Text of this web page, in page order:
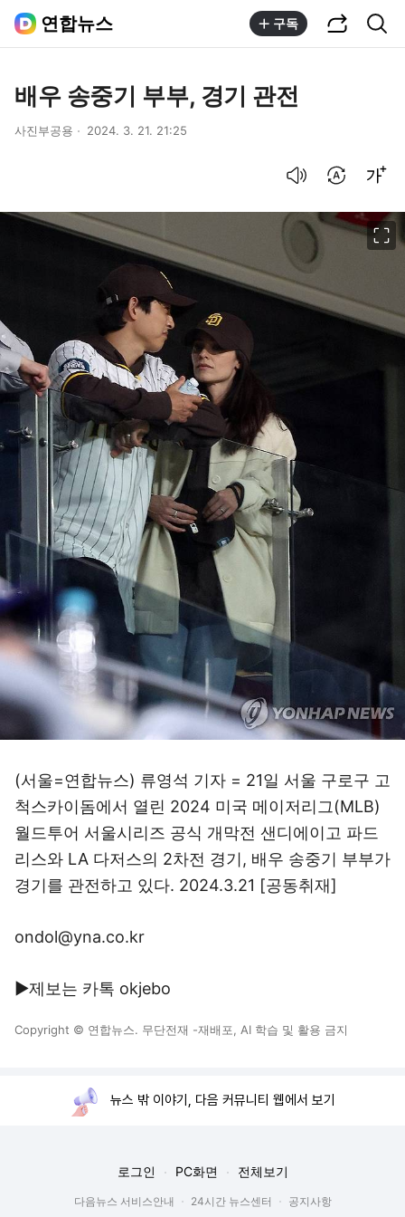
연합뉴스 구독
배우 송중기 부부, 경기 관전
사진부공용 2024. 3. 21. 21:25
(서울=연합뉴스) 류영석 기자 = 21일 서울 구로구 고
척스카이돔에서 열린 2024 미국 메이저리그(MLB)
월드투어 서울시리즈 공식 개막전 샌디에이고 파드
리스와 LA 다저스의 2차전 경기, 배우 송중기 부부가
경기를 관전하고 있다. 2024.3.21 [공동취재]
ondol@yna.co.kr
▶제보는 카톡 okjebo
Copyright © 연합뉴스. 무단전재 -재배포, AI 학습 및 활용 금지
뉴스 밖 이야기, 다음 커뮤니티 웹에서 보기
로그인 PC화면 전체보기
다음뉴스 서비스안내 24시간 뉴스센터
공지사항